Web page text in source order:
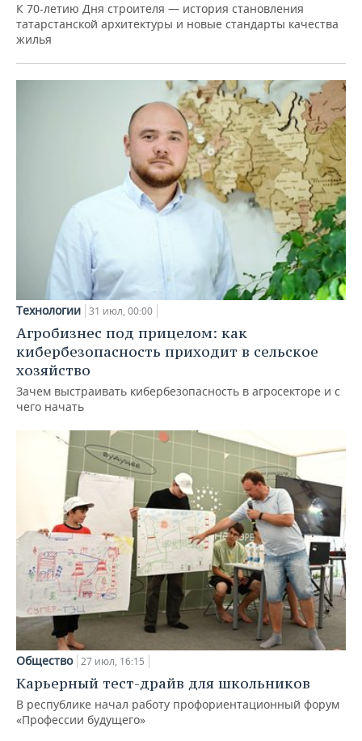
К 70-летию Дня строителя — история становления
татарстанской архитектуры и новые стандарты качества
жилья
Технологии 31 июл, 00:00
Агробизнес под прицелом: как
кибербезопасность приходит в сельское
хозяйство
Зачем выстраивать кибербезопасность в агросекторе и с
чего начать
Общество 27 июл, 16:15
Карьерный тест-драйв для школьников
В республике начал работу профориентационный форум
«Профессии будущего»